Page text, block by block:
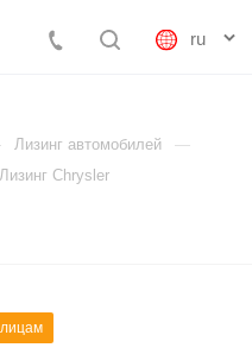
Лизинг автомобилей
Лизинг Chrysler